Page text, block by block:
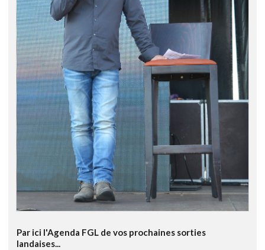
Par ici l'Agenda FGL de vos prochaines sorties
landaises...